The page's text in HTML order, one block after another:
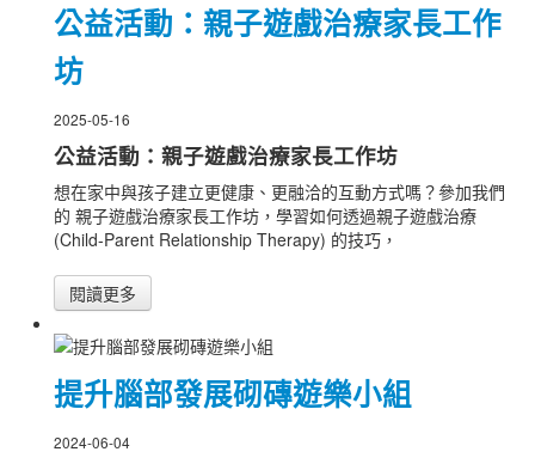
公益活動：親子遊戲治療家長工作
坊
2025-05-16
公益活動：親子遊戲治療家長工作坊
想在家中與孩子建立更健康、更融洽的互動方式嗎？參加我們
的 親子遊戲治療家長工作坊，學習如何透過親子遊戲治療
(Child-Parent Relationship Therapy) 的技巧，
閱讀更多
提升腦部發展砌磚遊樂小組
2024-06-04